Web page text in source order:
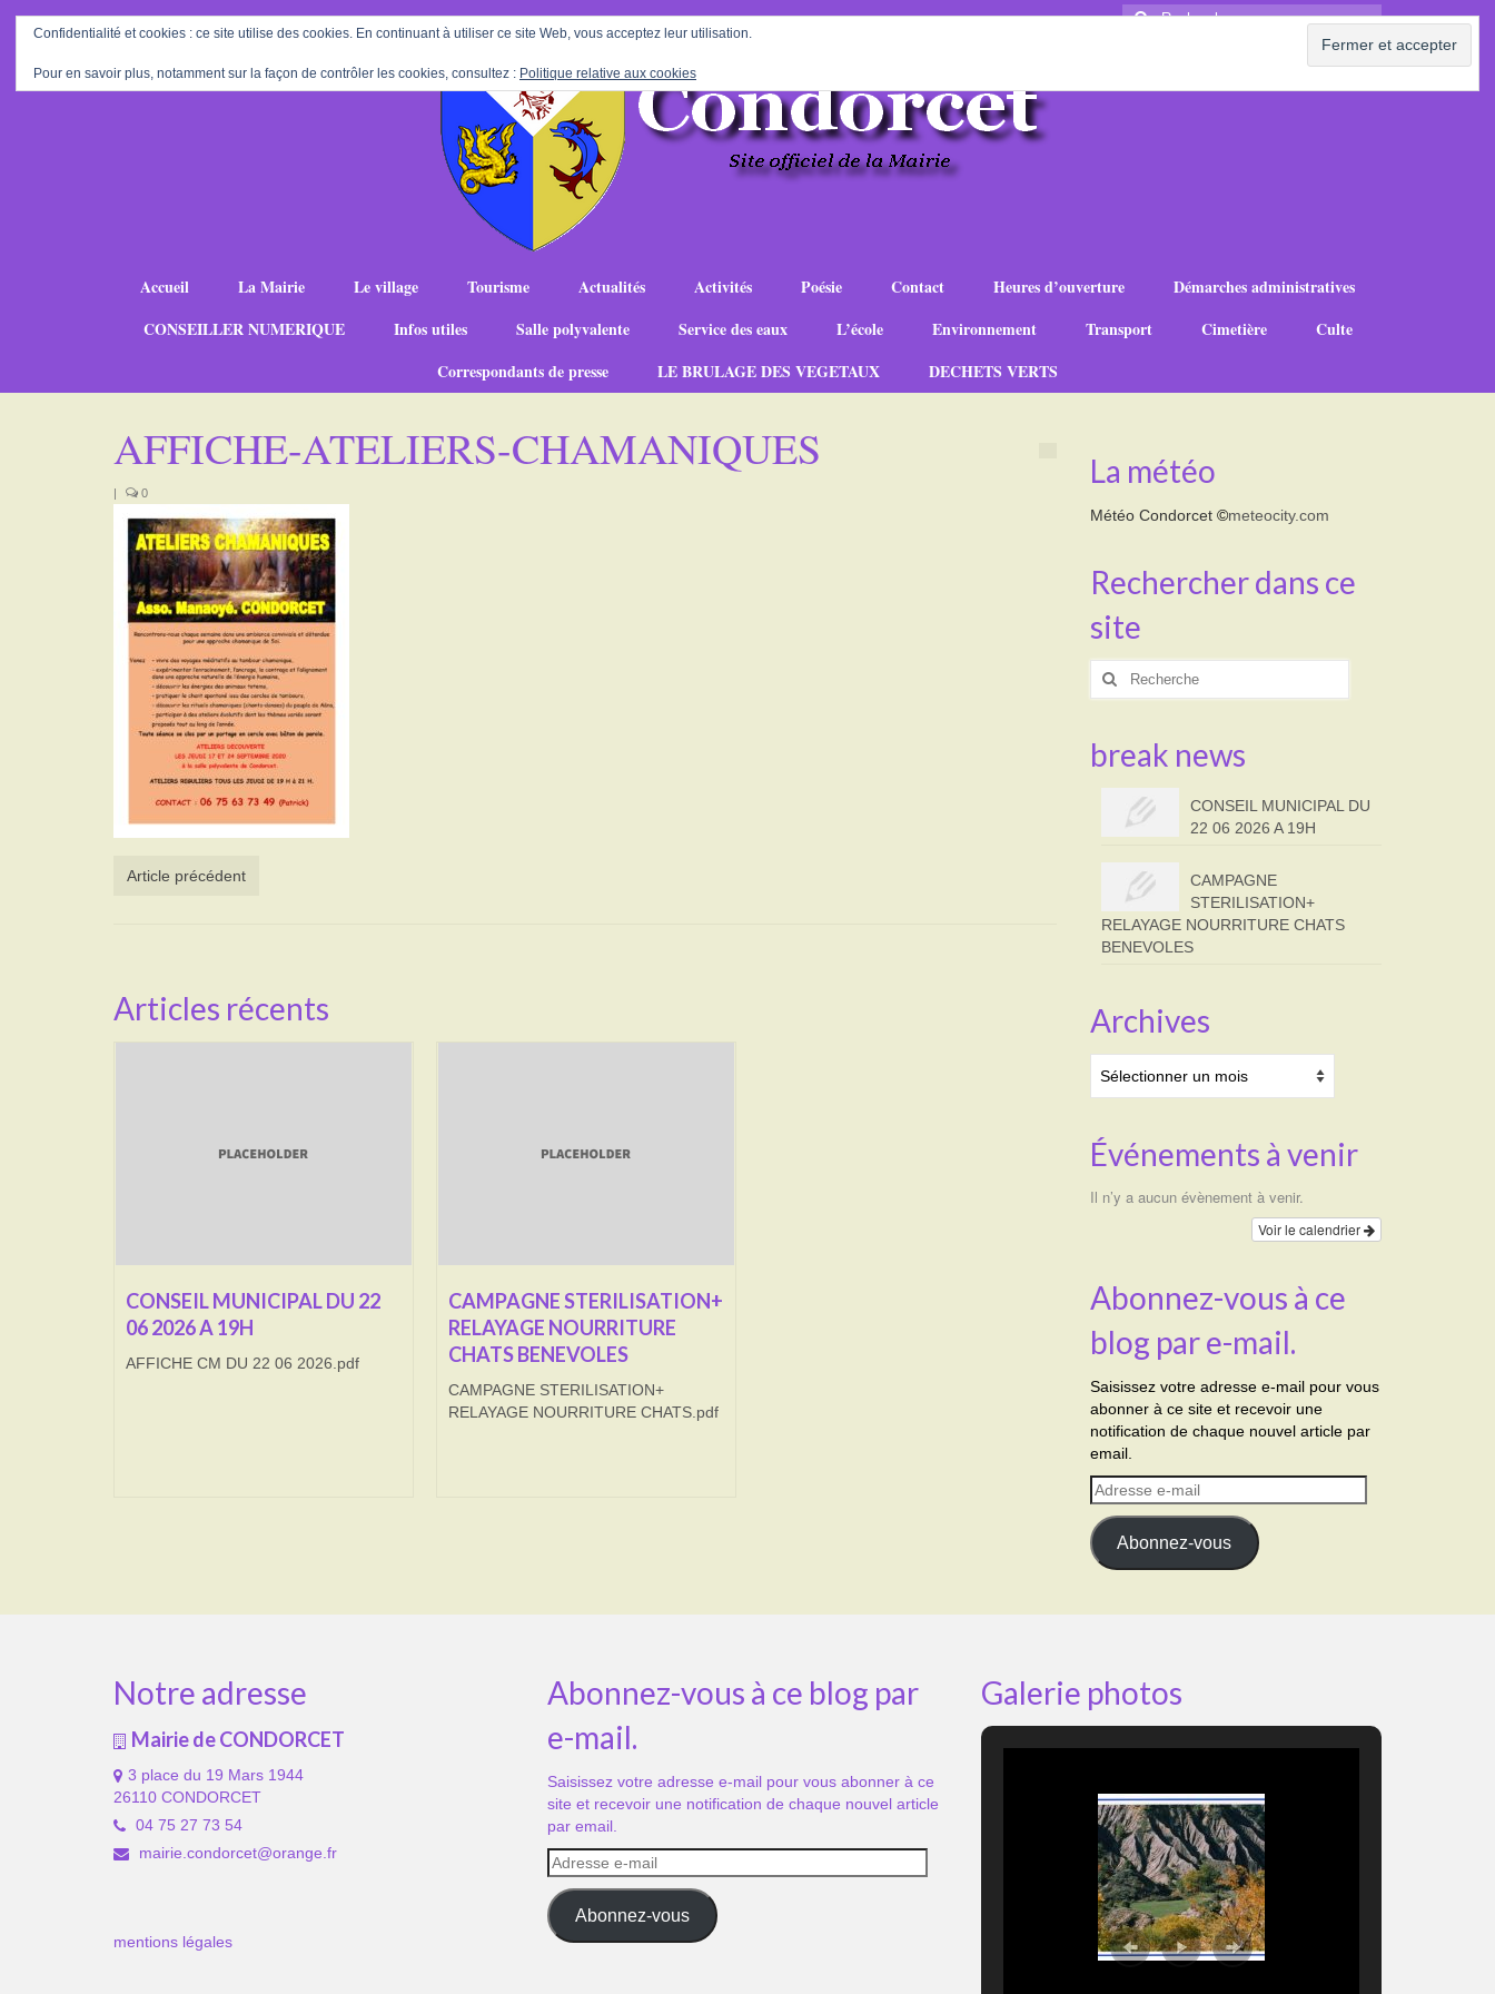
Rechercher
Accueil La Mairie Le village Tourisme Actualités Activités Poésie Contact Heures d’ouverture
Démarches administratives
CONSEILLER NUMERIQUE
Infos utiles Salle polyvalente Service des eaux L’école Environnement Transport Cimetière
Culte
Correspondants de presse
LE BRULAGE DES VEGETAUX DECHETS VERTS
AFFICHE-ATELIERS-CHAMANIQUES
| 0
Article précédent
Articles récents
CONSEIL MUNICIPAL DU 22
06 2026 A 19H
AFFICHE CM DU 22 06 2026.pdf
CAMPAGNE STERILISATION+
RELAYAGE NOURRITURE
CHATS BENEVOLES
CAMPAGNE STERILISATION+
RELAYAGE NOURRITURE CHATS.pdf
La météo
Météo Condorcet©meteocity.com
Rechercher dans ce
site
Rechercher
break news
CONSEIL MUNICIPAL DU
22 06 2026 A 19H
CAMPAGNE
STERILISATION+
RELAYAGE NOURRITURE CHATS
BENEVOLES
Archives
Événements à venir
Il n’y a aucun évènement à venir.
Voir le calendrier
Abonnez-vous à ce
blog par e-mail.
Saisissez votre adresse e-mail pour vous
abonner à ce site et recevoir une
notification de chaque nouvel article par
email.
Adresse
e-
mail
Abonnez-vous
Notre adresse
Mairie de CONDORCET
3 place du 19 Mars 1944
26110 CONDORCET
04 75 27 73 54
mairie.condorcet@orange.fr
mentions légales
Abonnez-vous à ce blog par
e-mail.
Saisissez votre adresse e-mail pour vous abonner à ce
site et recevoir une notification de chaque nouvel article
par email.
Adresse
e-
mail
Abonnez-vous
Galerie photos
Confidentialité et cookies : ce site utilise des cookies. En continuant à utiliser ce site Web, vous acceptez leur utilisation.
Pour en savoir plus, notamment sur la façon de contrôler les cookies, consultez : Politique relative aux cookies